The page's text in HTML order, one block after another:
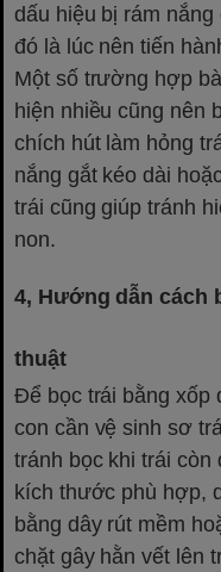
dấu hiệu bị rám
đó là lúc nên tiến
Một số trường hợp
hiện nhiều cũng nên
chích hút làm hỏng
nắng gắt kéo dài
trái cũng giúp tránh
non.
4, Hướng dẫn cách
thuật
Để bọc trái bằng xốp
con cần vệ sinh sơ
tránh bọc khi trái
kích thước phù hợp,
bằng dây rút mềm
chặt gây hằn vết lên